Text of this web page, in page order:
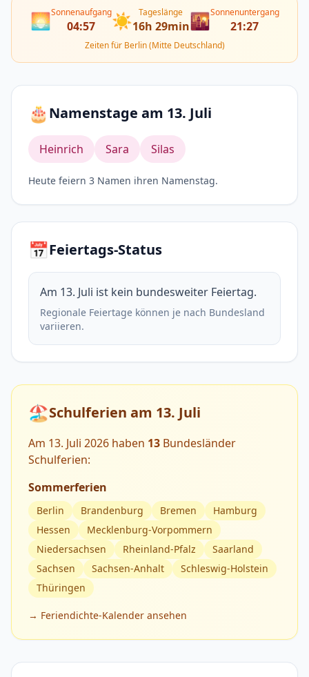
🌅Sonnenaufgang
04:57 ☀️ Tageslänge
16h 29min🌇Sonnenuntergang
21:27
Zeiten für Berlin (Mitte Deutschland)
🎂Namenstage am 13. Juli
Heinrich Sara Silas
Heute feiern 3 Namen ihren Namenstag.
📅Feiertags-Status
Am 13. Juli ist kein bundesweiter Feiertag.
Regionale Feiertage können je nach Bundesland
variieren.
🏖️Schulferien am 13. Juli
Am 13. Juli 2026 haben 13 Bundesländer
Schulferien:
Sommerferien
Berlin Brandenburg Bremen
Hamburg
Hessen
Mecklenburg-Vorpommern
Niedersachsen
Rheinland-Pfalz
Saarland
Sachsen
Sachsen-Anhalt
Schleswig-Holstein
Thüringen
→ Feriendichte-Kalender ansehen